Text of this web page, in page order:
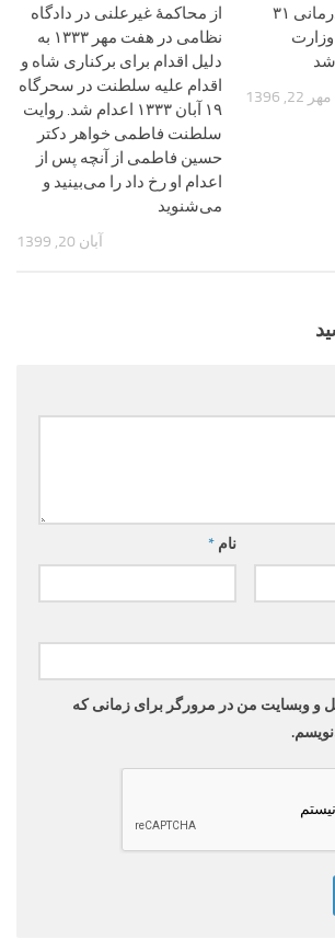
از محاکمهٔ غیرعلنی در دادگاه
نظامی در هفت مهر ۱۳۳۳ به
دلیل اقدام برای برکناری شاه و
اقدام علیه سلطنت در سحرگاه
۱۹ آبان ۱۳۳۳ اعدام شد. روایت
سلطنت فاطمی خواهر دکتر
حسین فاطمی از آنچه پس از
اعدام او رخ داد را می‌بینید و
می‌شنوید
آبان 20, 1399
توسعه ای مراکز درمانی ۳۱
شد
مهر 22, 1396
نام *
و وبسایت من در مرورگر برای زمانی که